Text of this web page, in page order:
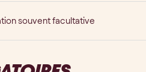
souvent facultative